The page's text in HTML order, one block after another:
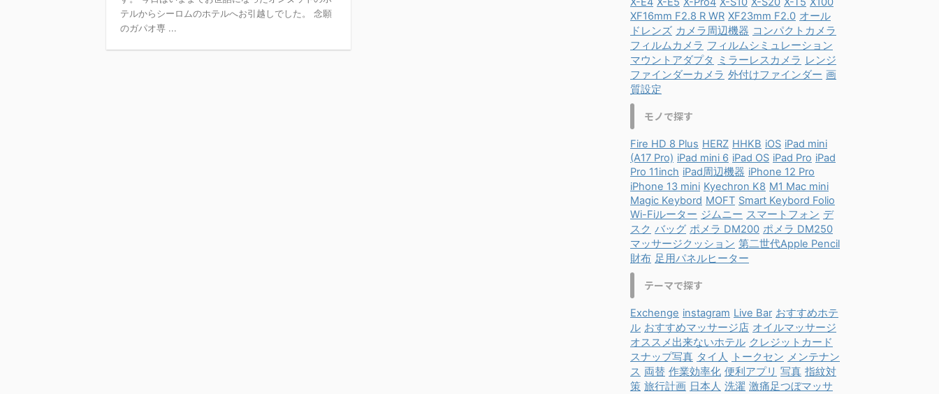
テルからシーロムのホテルへお引越しでした。 念願
のガパオ専 ...
XF16mm F2.8 R WR XF23mm F2.0 オール
ドレンズ カメラ周辺機器 コンパクトカメラ
フィルムカメラ フィルムシミュレーション
マウントアダプタ ミラーレスカメラ レンジ
ファインダーカメラ 外付けファインダー 画
質設定
モノで探す
Fire HD 8 Plus HERZ HHKB iOS iPad mini
(A17 Pro) iPad mini 6 iPad OS iPad Pro iPad
Pro 11inch iPad周辺機器 iPhone 12 Pro
iPhone 13 mini Kyechron K8 M1 Mac mini
Magic Keybord MOFT Smart Keybord Folio
Wi-Fiルーター ジムニー スマートフォン デ
スク バッグ ポメラ DM200 ポメラ DM250
マッサージクッション 第二世代Apple Pencil
財布 足用パネルヒーター
テーマで探す
Exchenge instagram Live Bar おすすめホテ
ル おすすめマッサージ店 オイルマッサージ
オススメ出来ないホテル クレジットカード
スナップ写真 タイ人 トークセン メンテナン
ス 両替 作業効率化 便利アプリ 写真 指紋対
策 旅行計画 日本人 洗濯 激痛足つぼマッサ